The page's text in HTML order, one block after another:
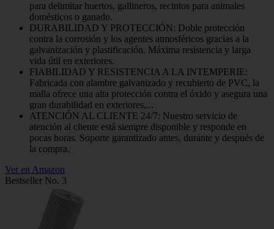
para delimitar huertos, gallineros, recintos para animales
domésticos o ganado.
DURABILIDAD Y PROTECCIÓN: Doble protección
contra la corrosión y los agentes atmosféricos gracias a la
galvanización y plastificación. Máxima resistencia y larga
vida útil en exteriores.
FIABILIDAD Y RESISTENCIA A LA INTEMPERIE:
Fabricada con alambre galvanizado y recubierto de PVC, la
malla ofrece una alta protección contra el óxido y asegura una
gran durabilidad en exteriores,...
ATENCIÓN AL CLIENTE 24/7: Nuestro servicio de
atención al cliente está siempre disponible y responde en
pocas horas. Soporte garantizado antes, durante y después de
la compra.
Ver en Amazon
Bestseller No. 3